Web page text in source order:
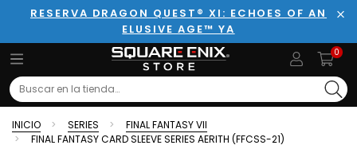
RESERVA DRAGON QUEST® XI: ECHOES OF AN
ELUSIVE AGE™ YA
0
Search
INICIO SERIES
FINAL FANTASY VII
FINAL FANTASY CARD SLEEVE SERIES AERITH (FFCSS-21)